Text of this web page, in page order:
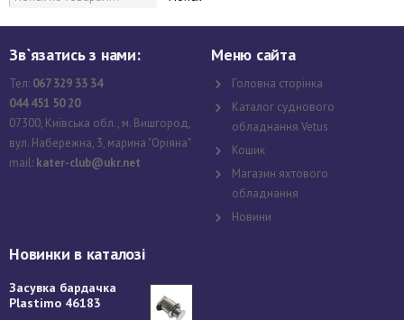
Зв`язатись з нами:
Тел: 067 329 33 34
044 451 50 20
07300, Київська обл., м. Вишгород,
вул. Набережна, 3, марина "Оріяна"
mail: kater-club@ukr.net
Меню сайта
Головна сторінка
Каталог суднового
обладнання Vetus
Кошик
Магазин яхтового
обладнання
Новини
Новинки в каталозі
Засувка бардачка
Plastimo 46183